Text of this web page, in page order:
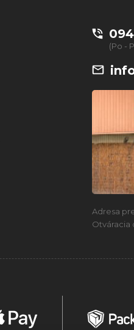
(Po -
Adresa
Otváracia